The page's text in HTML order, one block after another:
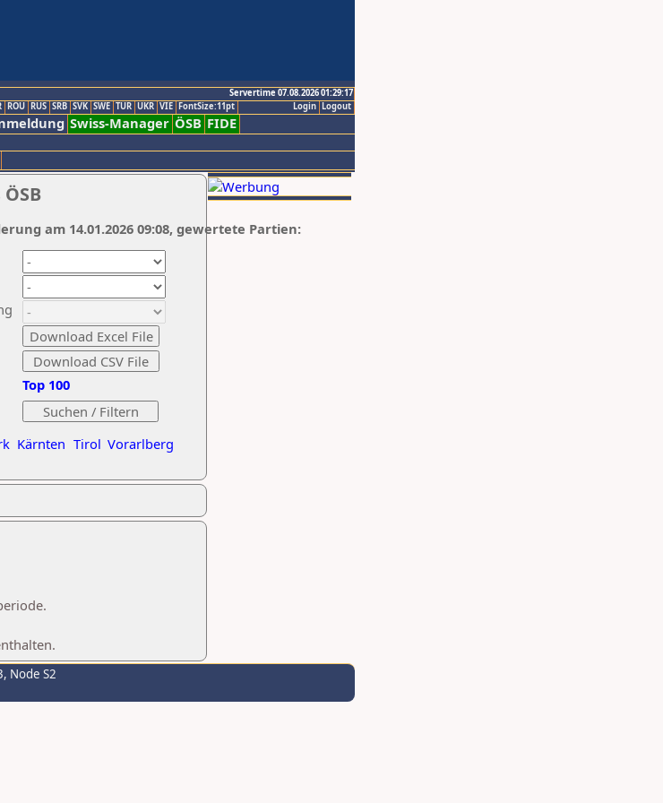
Servertime 07.08.2026 01:29:17
Logout
Login
ROU RUS SRB SVK SWE TUR UKR VIE FontSize:11pt
Swiss-Manager ÖSB FIDE
Kärnten Tirol Vorarlberg
Top 100
am 14.01.2026 09:08, gewertete Partien:
Node S2